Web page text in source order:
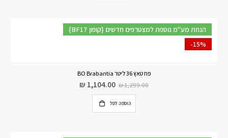
{BF17 קופון} הנחת מע"מ נוספת למצטרפים חדשים
-15%
פח טאץ 36 ליטר BO Brabantia
₪1,299.00
₪ 1,104.00
הוספה לסל